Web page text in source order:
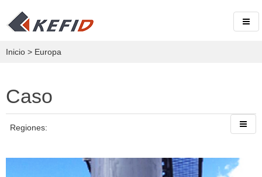
Inicio > Europa
Caso
Regiones: